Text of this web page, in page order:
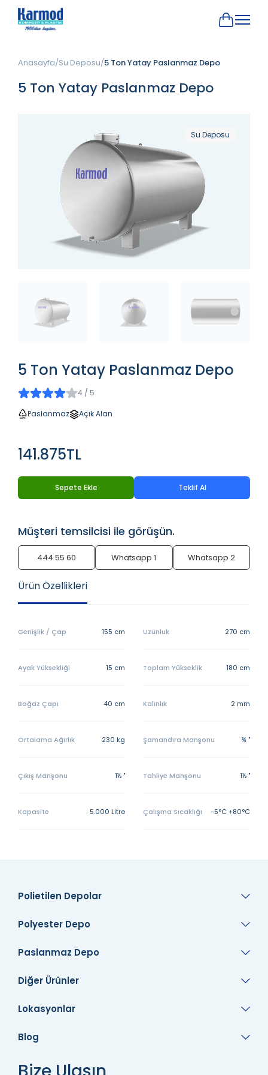
Anasayfa Su Deposu 5 Ton Yatay Paslanmaz Depo
5 Ton Yatay Paslanmaz Depo
Su Deposu
5 Ton Yatay Paslanmaz Depo
4 / 5
Paslanmaz Açık Alan
141.875TL
Sepete Ekle Teklif Al
Müşteri temsilcisi ile görüşün.
444 55 60 Whatsapp 1 Whatsapp 2
Ürün Özellikleri
Genişlik / Çap 155 cm Uzunluk 270 cm
Ayak Yüksekliği 15 cm Toplam Yükseklik 180 cm
Boğaz Çapı 40 cm Kalınlık 2 mm
Ortalama Ağırlık 230 kg Şamandıra Manşonu ¾ "
Çıkış Manşonu 1½ " Tahliye Manşonu 1½ "
Kapasite 5.000 Litre Çalışma Sıcaklığı -5°C +80°C
Polietilen Depolar
Polyester Depo
Paslanmaz Depo
Diğer Ürünler
Lokasyonlar
Blog